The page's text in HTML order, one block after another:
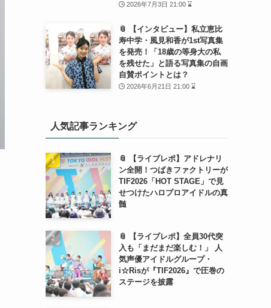
2026年7月3日 21:00 ⌛
📎 【インタビュー】私立恵比
寿中学・風見和香が1st写真集
を発売！「18歳の等身大の私
を残せた」と語る写真集の自画
自賛ポイントとは？
2026年6月21日 21:00 ⌛
人気記事ランキング
📎 【ライブレポ】アドレナリ
ン全開！つばきファクトリーが
TIF2026「HOT STAGE」で見
せつけたハロプロアイドルの真
髄
📎 【ライブレポ】全員30代突
入も「まだまだ楽しむ！」 人
気声優アイドルグループ・
i☆Risが『TIF2026』で圧巻の
ステージを披露